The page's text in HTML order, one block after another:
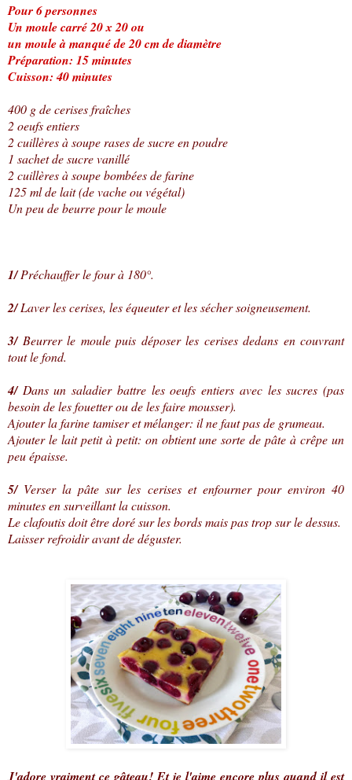
Pour 6 personnes
Un moule carré 20 x 20 ou
un moule à manqué de 20 cm de diamètre
Préparation: 15 minutes
Cuisson: 40 minutes
400 g de cerises fraîches
2 oeufs entiers
2 cuillères à soupe rases de sucre en poudre
1 sachet de sucre vanillé
2 cuillères à soupe bombées de farine
125 ml de lait (de vache ou végétal)
Un peu de beurre pour le moule
1/Préchauffer le four à 180°.
2/Laver les cerises, les équeuter et les sécher soigneusement.
3/Beurrer le moule puis déposer les cerises dedans en couvrant
tout le fond.
4/ Dans un saladier battre les oeufs entiers avec les sucres (pas
besoin de les fouetter ou de les faire mousser).
Ajouter la farine tamiser et mélanger: il ne faut pas de grumeau.
Ajouter le lait petit à petit: on obtient une sorte de pâte à crêpe un
peu épaisse.
5/Verser la pâte sur les cerises et enfourner pour environ 40
minutes en surveillant la cuisson.
Le clafoutis doit être doré sur les bords mais pas trop sur le dessus.
Laisser refroidir avant de déguster.
J'adore vraiment ce gâteau! Et je l'aime encore plus quand il est